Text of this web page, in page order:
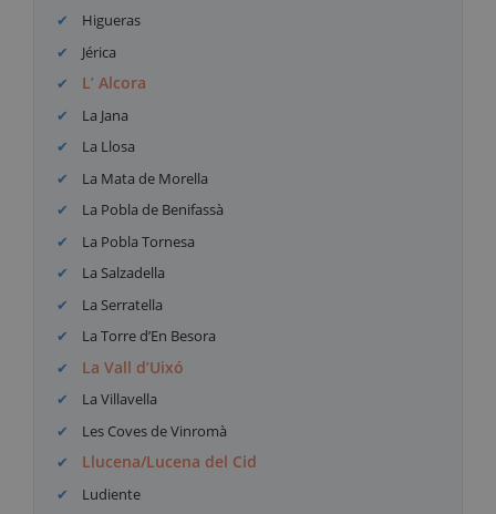
Higueras
Jérica
L’ Alcora
La Jana
La Llosa
La Mata de Morella
La Pobla de Benifassà
La Pobla Tornesa
La Salzadella
La Serratella
La Torre d’En Besora
La Vall d’Uixó
La Villavella
Les Coves de Vinromà
Llucena/Lucena del Cid
Ludiente